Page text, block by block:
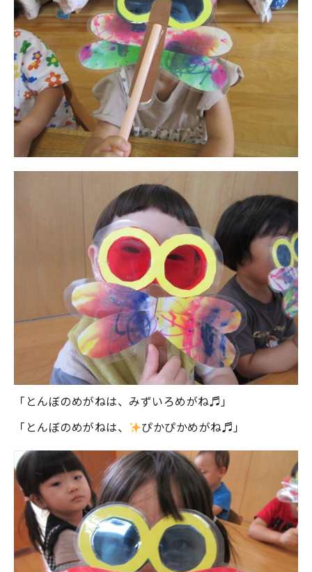
「とんぼのめがねは、みずいろめがね♬」
「とんぼのめがねは、
ぴかぴかめがね♬」